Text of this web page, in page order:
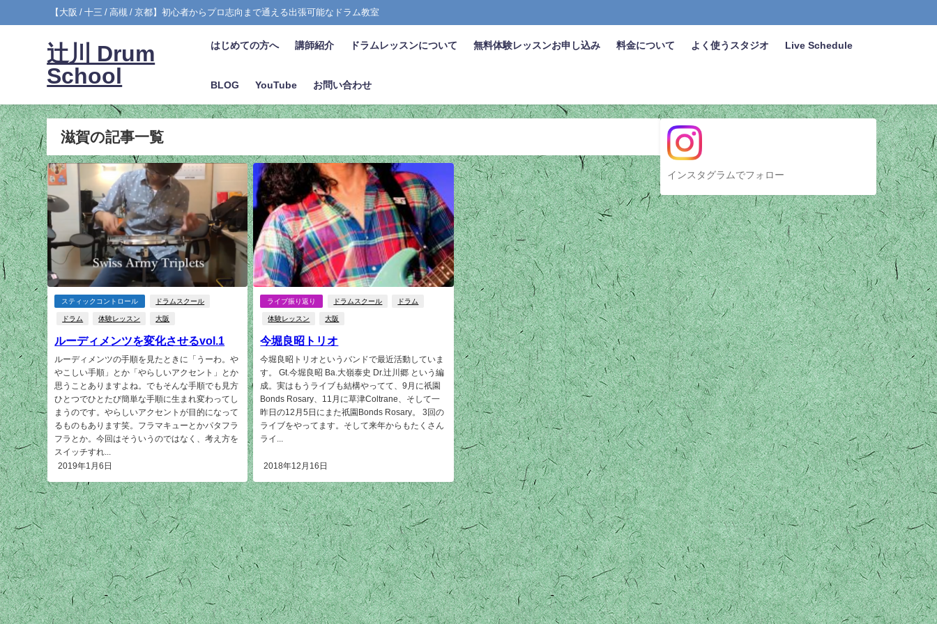
【大阪 / 十三 / 高槻 / 京都】初心者からプロ志向まで通える出張可能なドラム教室
辻川 Drum
School
はじめての方へ 講師紹介 ドラムレッスンについて 無料体験レッスンお申し込み 料金について よく使うスタジオ Live Schedule
BLOG YouTube お問い合わせ
滋賀の記事一覧
スティックコントロール ドラムスクール
ドラム 体験レッスン 大阪
ルーディメンツを変化させるvol.1
ルーディメンツの手順を見たときに「うーわ。や
やこしい手順」とか「やらしいアクセント」とか
思うことありますよね。でもそんな手順でも見方
ひとつでひとたび簡単な手順に生まれ変わってし
まうのです。やらしいアクセントが目的になって
るものもあります笑。フラマキューとかパタフラ
フラとか。今回はそういうのではなく、考え方を
スイッチすれ...
2019年1月6日
ライブ振り返り ドラムスクール ドラム
体験レッスン 大阪
今堀良昭トリオ
今堀良昭トリオというバンドで最近活動していま
す。 Gt.今堀良昭 Ba.大嶺泰史 Dr.辻川郷 という編
成。実はもうライブも結構やってて、9月に祇園
Bonds Rosary、11月に草津Coltrane、そして一
昨日の12月5日にまた祇園Bonds Rosary。 3回の
ライブをやってます。そして来年からもたくさん
ライ...
2018年12月16日
インスタグラムでフォロー